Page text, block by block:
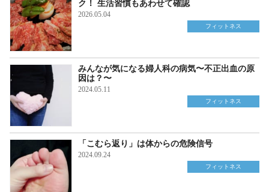
ク！ 生活習慣もあわせて確認
2026.05.04
フィットネス
みんなが気になる婦人科の病気〜不正出血の原
因は？〜
2024.05.11
フィットネス
「こむら返り」は体からの危険信号
2024.09.24
フィットネス